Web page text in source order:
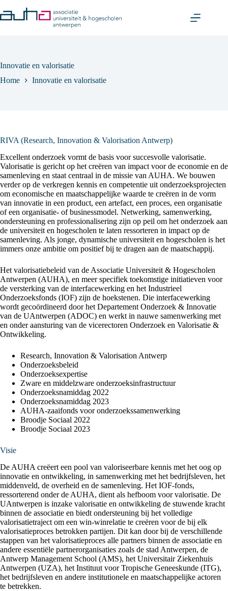
to
content
Innovatie en valorisatie
Home
Innovatie en valorisatie
RIVA (Research, Innovation & Valorisation Antwerp)
Excellent onderzoek vormt de basis voor succesvolle valorisatie.
Valorisatie is gericht op het creëren van impact voor de economie en de
samenleving en staat centraal in de missie van AUHA. We bouwen
verder op de verkregen kennis en competentie uit onderzoeksprojecten
om economische en maatschappelijke waarde te creëren in de vorm
van innovatie in een product, een artefact, een proces, een organisatie
of een organisatie- of businessmodel. Netwerking, samenwerking,
ondersteuning en professionalisering zijn op peil om het onderzoek aan
de universiteit en hogescholen te laten ressorteren in impact op de
samenleving. Als jonge, dynamische universiteit en hogescholen is het
immers onze ambitie om positief bij te dragen aan de maatschappij.
Het valorisatiebeleid van de Associatie Universiteit & Hogescholen
Antwerpen (AUHA), en meer specifiek toekomstige initiatieven voor
de versterking van de interfacewerking en het Industrieel
Onderzoeksfonds (IOF) zijn de hoekstenen. Die interfacewerking
wordt gecoördineerd door het Departement Onderzoek & Innovatie
van de UAntwerpen (ADOC) en werkt in nauwe samenwerking met
en onder aansturing van de vicerectoren Onderzoek en Valorisatie &
Ontwikkeling.
Research, Innovation & Valorisation Antwerp
Onderzoeksbeleid
Onderzoeksexpertise
Zware en middelzware onderzoeksinfrastructuur
Onderzoeksnamiddag 2022
Onderzoeksnamiddag 2023
AUHA-zaaifonds voor onderzoekssamenwerking
Broodje Sociaal 2022
Broodje Sociaal 2023
Visie
De AUHA creëert een pool van valoriseerbare kennis met het oog op
innovatie en ontwikkeling, in samenwerking met het bedrijfsleven, het
middenveld, de overheid en de samenleving. Het IOF-fonds,
ressorterend onder de AUHA, dient als hefboom voor valorisatie. De
UAntwerpen is inzake valorisatie en ontwikkeling de stuwende kracht
binnen de associatie en biedt ondersteuning bij het volledige
valorisatietraject om een win-winrelatie te creëren voor de bij elk
valorisatieproces betrokken partijen. Dit kan door bij de verschillende
stappen van het valorisatieproces alle partners binnen de associatie en
andere essentiële partnerorganisaties zoals de stad Antwerpen, de
Antwerp Management School (AMS), het Universitair Ziekenhuis
Antwerpen (UZA), het Instituut voor Tropische Geneeskunde (ITG),
het bedrijfsleven en andere institutionele en maatschappelijke actoren
te betrekken.